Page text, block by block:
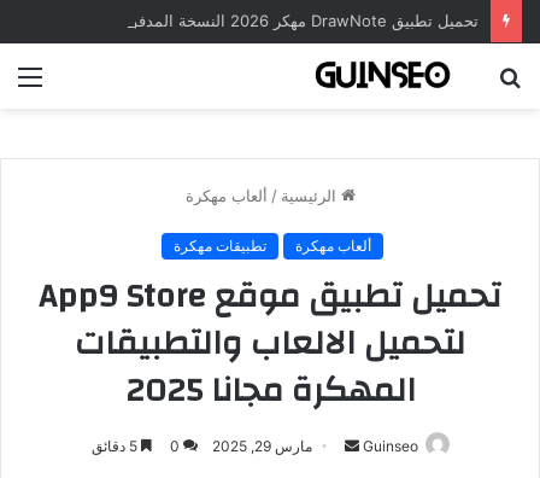
الرئيسية / ألعاب مهكرة
ألعاب مهكرة تطبيقات مهكرة
تحميل تطبيق موقع App9 Store
لتحميل الالعاب والتطبيقات
المهكرة مجانا 2025
Guinseo
أرسلمارس 29, 2025 0 5 دقائق